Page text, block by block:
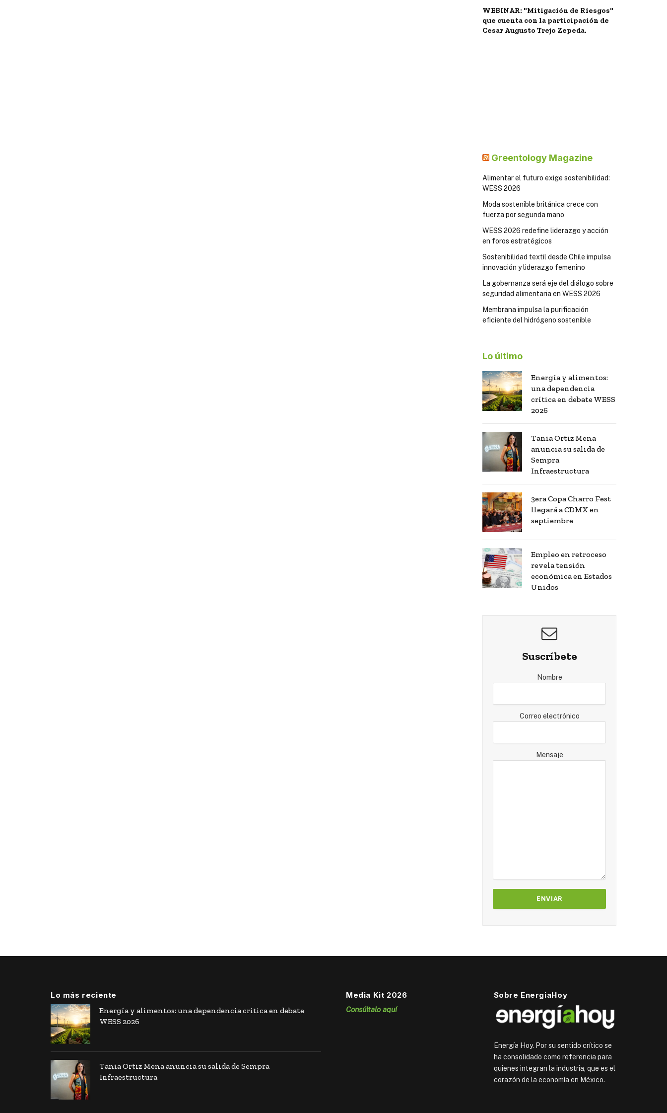
WEBINAR: "Mitigación de Riesgos"
que cuenta con la participación de
Cesar Augusto Trejo Zepeda.
Greentology Magazine
Alimentar el futuro exige sostenibilidad:
WESS 2026
Moda sostenible británica crece con
fuerza por segunda mano
WESS 2026 redefine liderazgo y acción
en foros estratégicos
Sostenibilidad textil desde Chile impulsa
innovación y liderazgo femenino
La gobernanza será eje del diálogo sobre
seguridad alimentaria en WESS 2026
Membrana impulsa la purificación
eficiente del hidrógeno sostenible
Lo último
Energía y alimentos:
una dependencia
crítica en debate WESS
2026
Tania Ortiz Mena
anuncia su salida de
Sempra
Infraestructura
3era Copa Charro Fest
llegará a CDMX en
septiembre
Empleo en retroceso
revela tensión
económica en Estados
Unidos
Suscríbete
Nombre
Correo electrónico
Mensaje
Lo más reciente
Energía y alimentos: una dependencia crítica en debate
WESS 2026
Tania Ortiz Mena anuncia su salida de Sempra
Infraestructura
Media Kit 2026
Consúltalo aquí
Sobre EnergiaHoy
Energía Hoy. Por su sentido crítico se
ha consolidado como referencia para
quienes integran la industria, que es el
corazón de la economía en México.